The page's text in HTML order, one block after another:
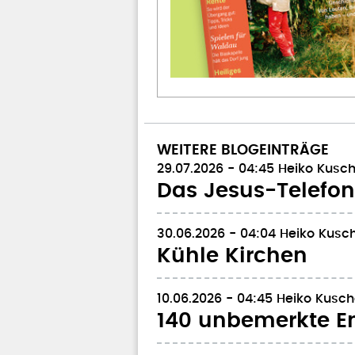
WEITERE BLOGEINTRÄGE
29.07.2026 - 04:45 Heiko
Das Jesus-Telefon
30.06.2026 - 04:04 Heiko
Kühle Kirchen
10.06.2026 - 04:45 Heiko
140 unbemerkte